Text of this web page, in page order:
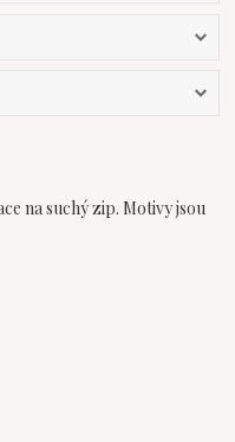
na suchý zip. Motivy jsou